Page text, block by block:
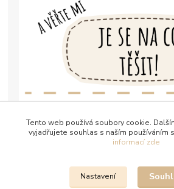
Tento web používá soubory cookie.
vyjadřujete souhlas s naším používáním
informací zde
Nastavení